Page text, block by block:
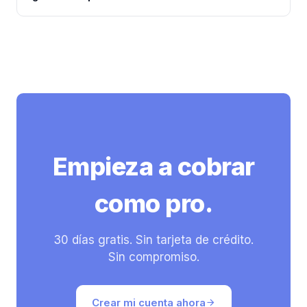
Empieza a cobrar
como pro.
30 días gratis. Sin tarjeta de crédito.
Sin compromiso.
Crear mi cuenta ahora